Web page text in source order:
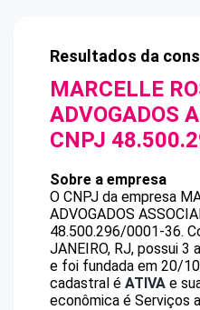
Resultados da
MARCELLE
ADVOGADOS
CNPJ
Sobre a empresa
O CNPJ da empresa
ADVOGADOS
48.500.296/0001-36.
JANEIRO, RJ, possui 3
e foi fundada em 20/
cadastral é ATIVA e
econômica é Serviços